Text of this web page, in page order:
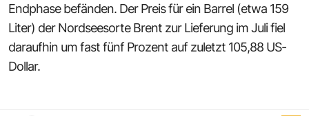
Endphase befänden. Der Preis für ein Barrel (etwa 159
Liter) der Nordseesorte Brent zur Lieferung im Juli fiel
daraufhin um fast fünf Prozent auf zuletzt 105,88 US-
Dollar.